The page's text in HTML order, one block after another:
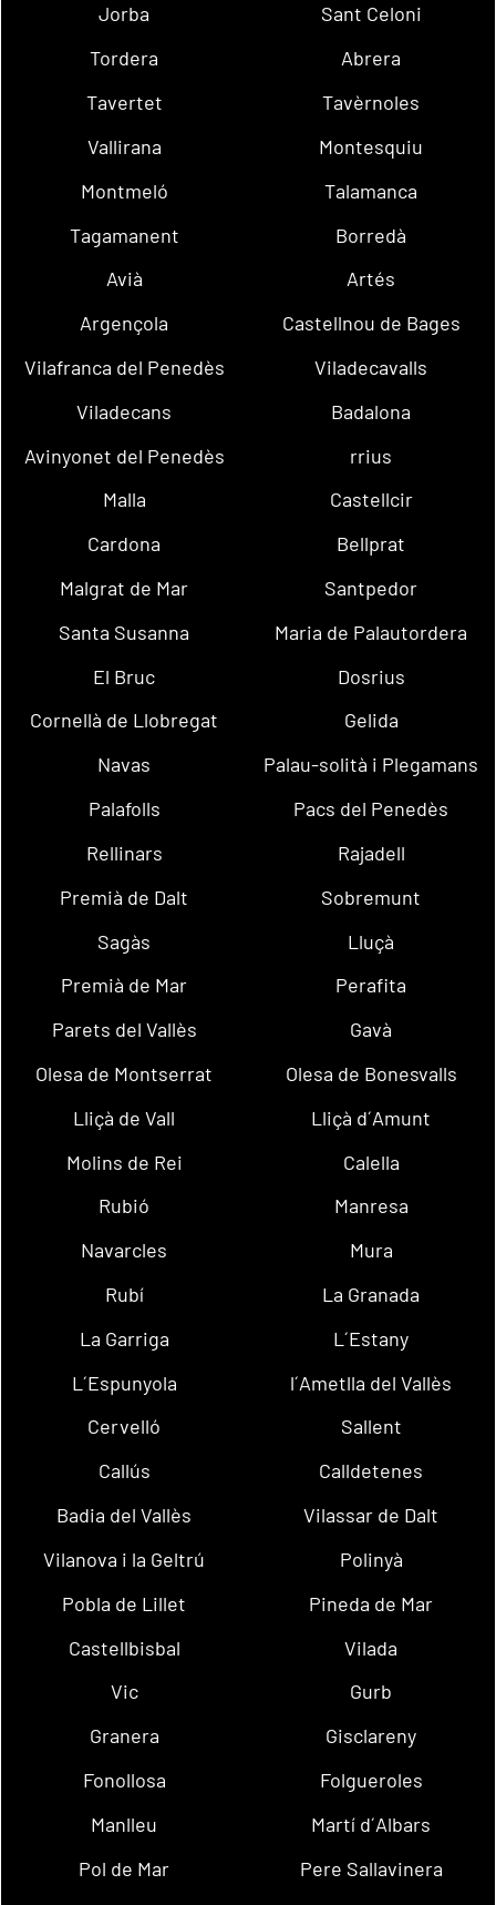
Jorba
Sant Celoni
Tordera
Abrera
Tavertet
Tavèrnoles
Vallirana
Montesquiu
Montmeló
Talamanca
Tagamanent
Borredà
Avià
Artés
Argençola
Castellnou de Bages
Vilafranca del Penedès
Viladecavalls
Viladecans
Badalona
Avinyonet del Penedès
rrius
Malla
Castellcir
Cardona
Bellprat
Malgrat de Mar
Santpedor
Santa Susanna
Maria de Palautordera
El Bruc
Dosrius
Cornellà de Llobregat
Gelida
Navas
Palau-solità i Plegamans
Palafolls
Pacs del Penedès
Rellinars
Rajadell
Premià de Dalt
Sobremunt
Sagàs
Lluçà
Premià de Mar
Perafita
Parets del Vallès
Gavà
Olesa de Montserrat
Olesa de Bonesvalls
Lliçà de Vall
Lliçà d´Amunt
Molins de Rei
Calella
Rubió
Manresa
Navarcles
Mura
Rubí
La Granada
La Garriga
L´Estany
L´Espunyola
l´Ametlla del Vallès
Cervelló
Sallent
Callús
Calldetenes
Badia del Vallès
Vilassar de Dalt
Vilanova i la Geltrú
Polinyà
Pobla de Lillet
Pineda de Mar
Castellbisbal
Vilada
Vic
Gurb
Granera
Gisclareny
Fonollosa
Folgueroles
Manlleu
Martí d´Albars
Pol de Mar
Pere Sallavinera